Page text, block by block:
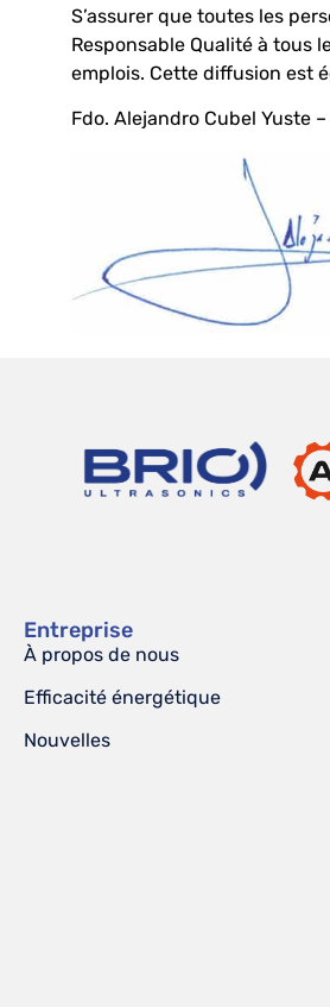
S’assurer que toutes les
Responsable Qualité à tous
emplois. Cette diffusion est
Fdo. Alejandro Cubel Yuste –
Entreprise
À propos de nous
Efficacité énergétique
Nouvelles